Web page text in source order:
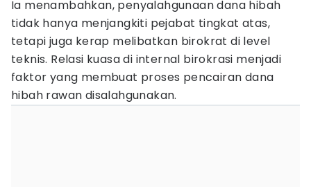
Ia menambahkan, penyalahgunaan dana hibah
tidak hanya menjangkiti pejabat tingkat atas,
tetapi juga kerap melibatkan birokrat di level
teknis. Relasi kuasa di internal birokrasi menjadi
faktor yang membuat proses pencairan dana
hibah rawan disalahgunakan.